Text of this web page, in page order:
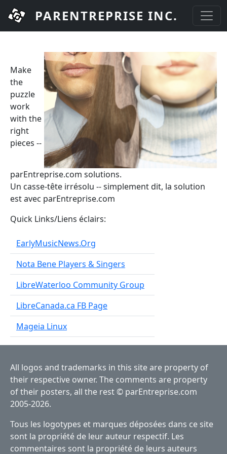
Skip to main content
PARENTREPRISE INC.
Make
the
puzzle
work
with the
right
pieces --
parEntreprise.com solutions.
Un casse-tête irrésolu -- simplement dit, la solution
est avec parEntreprise.com
Quick Links/Liens éclairs:
EarlyMusicNews.Org
Nota Bene Players & Singers
LibreWaterloo Community Group
LibreCanada.ca FB Page
Mageia Linux
All logos and trademarks in this site are property of
their respective owner. The comments are property
of their posters, all the rest © parEntreprise.com
2005-2026.
Tous les logotypes et marques déposées dans ce site
sont la propriété de leur auteur respectif. Les
commentaires sont la propriété de leurs auteurs